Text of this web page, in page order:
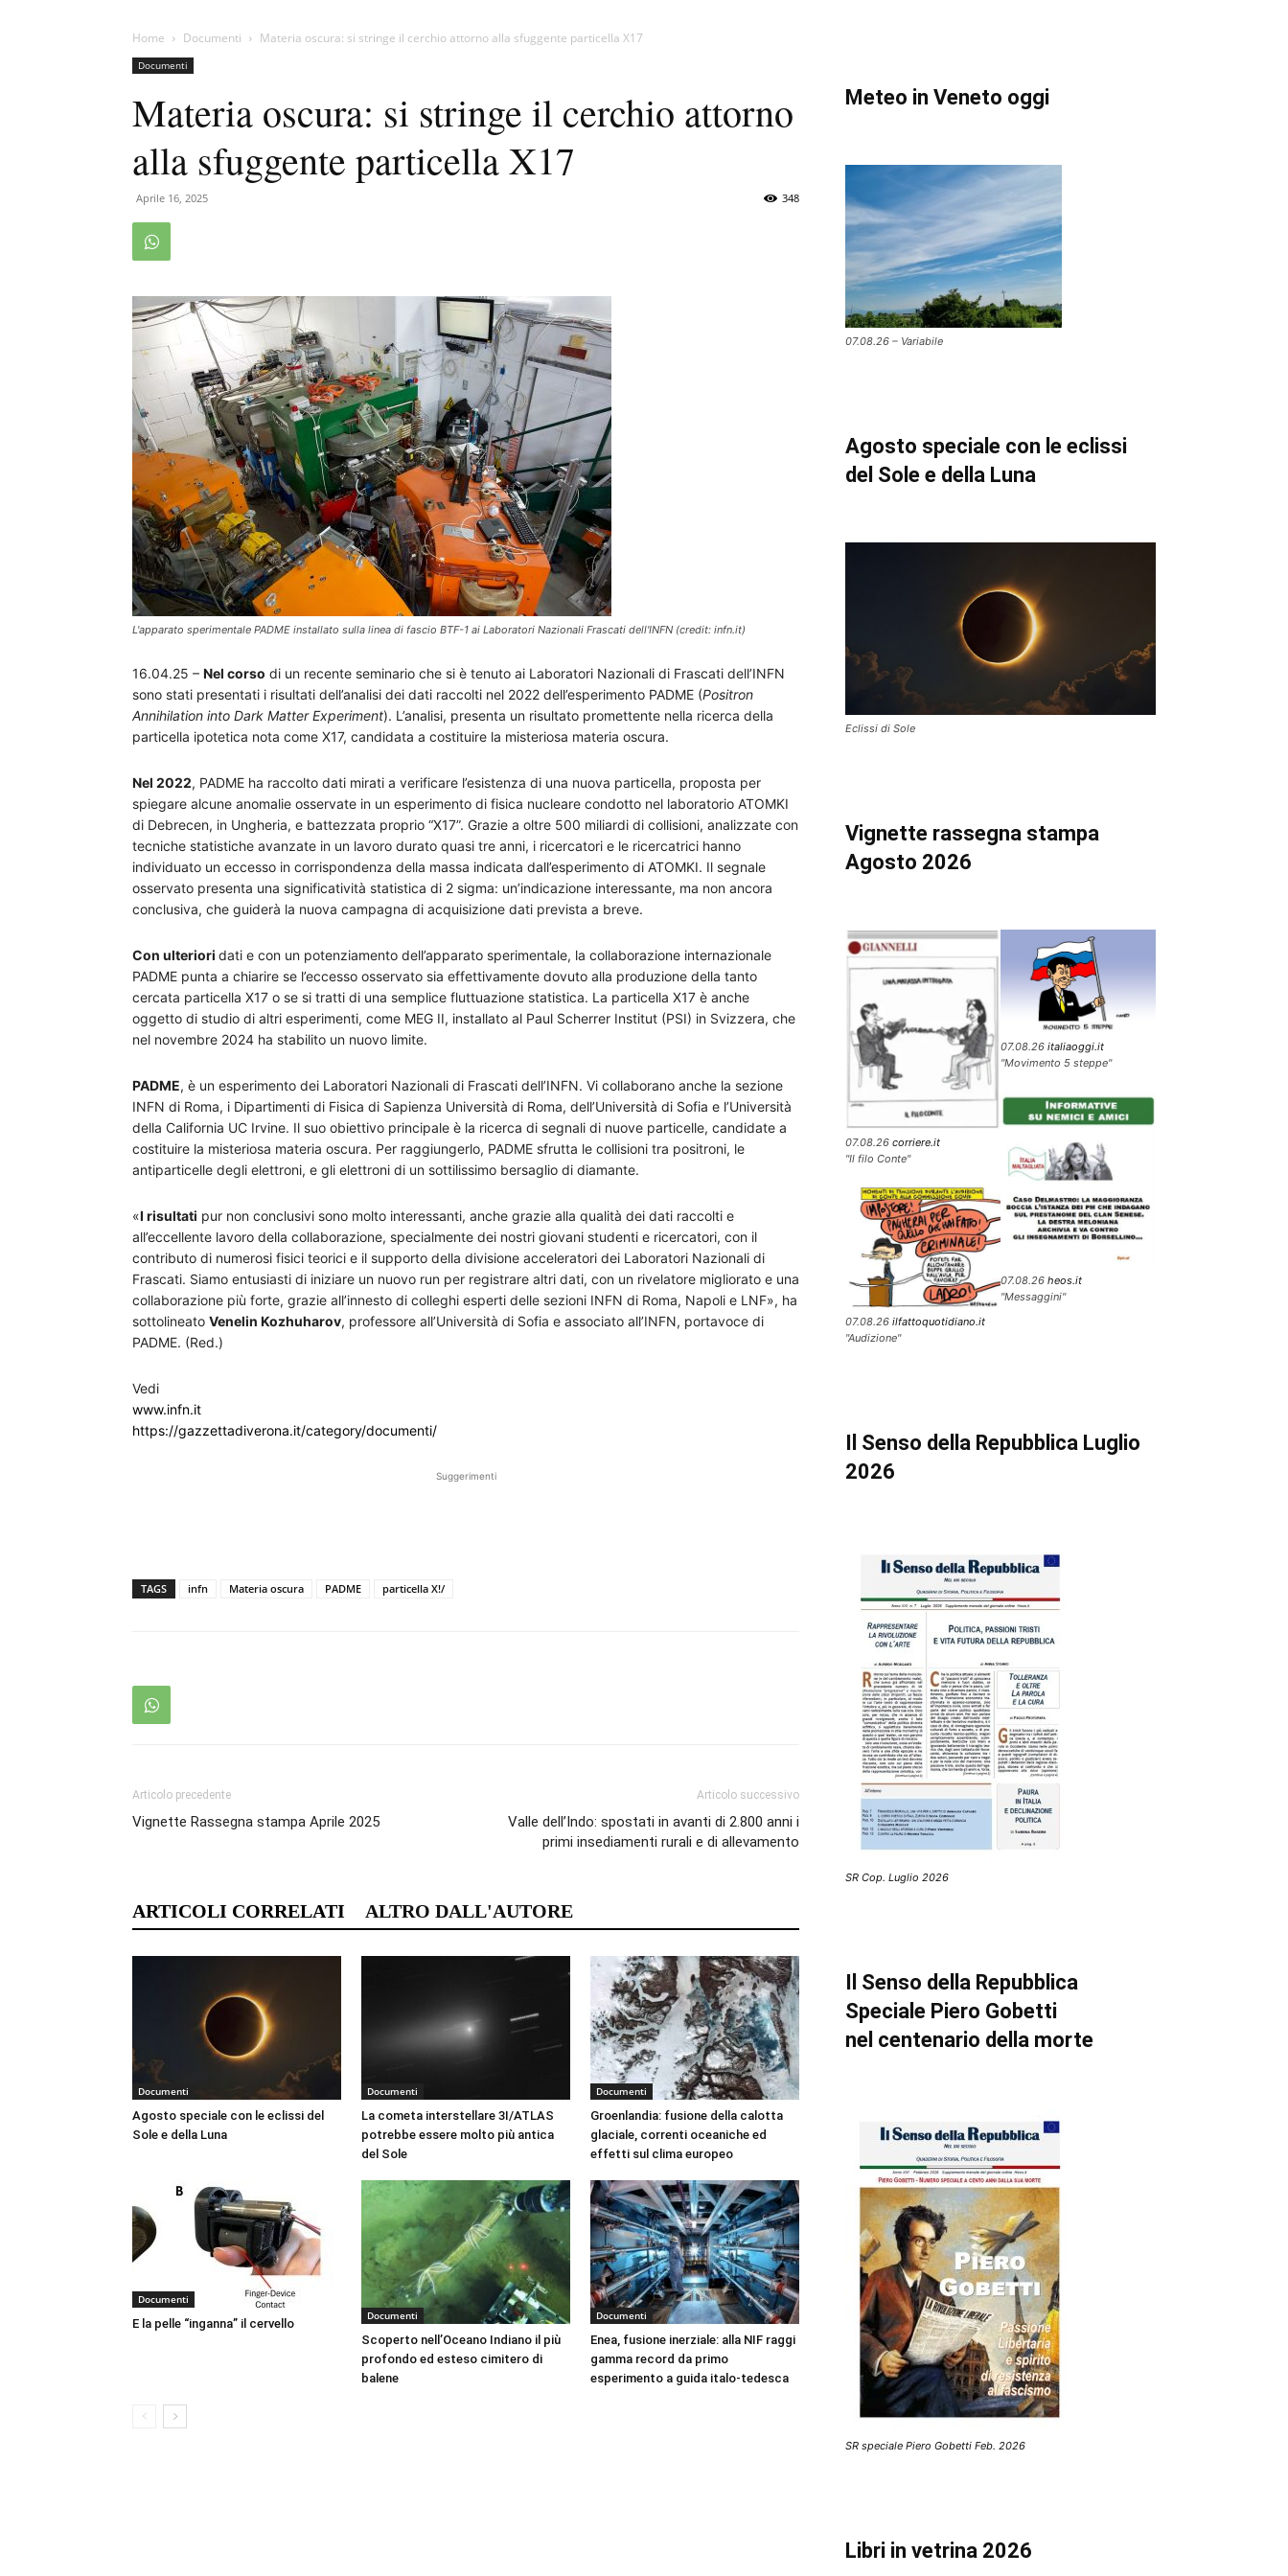
Home Documenti Materia oscura: si stringe il cerchio attorno alla sfuggente particella X17
Documenti
Materia oscura: si stringe il cerchio attorno
alla sfuggente particella X17
Aprile 16, 2025 348
L'apparato sperimentale PADME installato sulla linea di fascio BTF-1 ai Laboratori Nazionali Frascati dell'INFN (credit: infn.it)
16.04.25 – Nel corso di un recente seminario che si è tenuto ai Laboratori Nazionali di Frascati dell’INFN
sono stati presentati i risultati dell’analisi dei dati raccolti nel 2022 dell’esperimento PADME (Positron
Annihilation into Dark Matter Experiment). L’analisi, presenta un risultato promettente nella ricerca della
particella ipotetica nota come X17, candidata a costituire la misteriosa materia oscura.
Nel 2022, PADME ha raccolto dati mirati a verificare l’esistenza di una nuova particella, proposta per
spiegare alcune anomalie osservate in un esperimento di fisica nucleare condotto nel laboratorio ATOMKI
di Debrecen, in Ungheria, e battezzata proprio “X17”. Grazie a oltre 500 miliardi di collisioni, analizzate con
tecniche statistiche avanzate in un lavoro durato quasi tre anni, i ricercatori e le ricercatrici hanno
individuato un eccesso in corrispondenza della massa indicata dall’esperimento di ATOMKI. Il segnale
osservato presenta una significatività statistica di 2 sigma: un’indicazione interessante, ma non ancora
conclusiva, che guiderà la nuova campagna di acquisizione dati prevista a breve.
Con ulteriori dati e con un potenziamento dell’apparato sperimentale, la collaborazione internazionale
PADME punta a chiarire se l’eccesso osservato sia effettivamente dovuto alla produzione della tanto
cercata particella X17 o se si tratti di una semplice fluttuazione statistica. La particella X17 è anche
oggetto di studio di altri esperimenti, come MEG II, installato al Paul Scherrer Institut (PSI) in Svizzera, che
nel novembre 2024 ha stabilito un nuovo limite.
PADME, è un esperimento dei Laboratori Nazionali di Frascati dell’INFN. Vi collaborano anche la sezione
INFN di Roma, i Dipartimenti di Fisica di Sapienza Università di Roma, dell’Università di Sofia e l’Università
della California UC Irvine. Il suo obiettivo principale è la ricerca di segnali di nuove particelle, candidate a
costituire la misteriosa materia oscura. Per raggiungerlo, PADME sfrutta le collisioni tra positroni, le
antiparticelle degli elettroni, e gli elettroni di un sottilissimo bersaglio di diamante.
«I risultati pur non conclusivi sono molto interessanti, anche grazie alla qualità dei dati raccolti e
all’eccellente lavoro della collaborazione, specialmente dei nostri giovani studenti e ricercatori, con il
contributo di numerosi fisici teorici e il supporto della divisione acceleratori dei Laboratori Nazionali di
Frascati. Siamo entusiasti di iniziare un nuovo run per registrare altri dati, con un rivelatore migliorato e una
collaborazione più forte, grazie all’innesto di colleghi esperti delle sezioni INFN di Roma, Napoli e LNF», ha
sottolineato Venelin Kozhuharov, professore all’Università di Sofia e associato all’INFN, portavoce di
PADME. (Red.)
Vedi
www.infn.it
https://gazzettadiverona.it/category/documenti/
Suggerimenti
TAGS infn Materia oscura PADME particella X!/
Articolo precedente
Vignette Rassegna stampa Aprile 2025
Articolo successivo
Valle dell’Indo: spostati in avanti di 2.800 anni i
primi insediamenti rurali e di allevamento
ARTICOLI CORRELATI ALTRO DALL'AUTORE
Documenti
Agosto speciale con le eclissi del
Sole e della Luna
Documenti
La cometa interstellare 3I/ATLAS
potrebbe essere molto più antica
del Sole
Documenti
Groenlandia: fusione della calotta
glaciale, correnti oceaniche ed
effetti sul clima europeo
Documenti
E la pelle “inganna” il cervello
Documenti
Scoperto nell’Oceano Indiano il più
profondo ed esteso cimitero di
balene
Documenti
Enea, fusione inerziale: alla NIF raggi
gamma record da primo
esperimento a guida italo-tedesca
Meteo in Veneto oggi
07.08.26 – Variabile
Agosto speciale con le eclissi
del Sole e della Luna
Eclissi di Sole
Vignette rassegna stampa
Agosto 2026
07.08.26 corriere.it
"Il filo Conte"
07.08.26 ilfattoquotidiano.it
"Audizione"
07.08.26 italiaoggi.it
"Movimento 5 steppe"
07.08.26 heos.it
"Messaggini"
Il Senso della Repubblica Luglio
2026
SR Cop. Luglio 2026
Il Senso della Repubblica
Speciale Piero Gobetti
nel centenario della morte
SR speciale Piero Gobetti Feb. 2026
Libri in vetrina 2026